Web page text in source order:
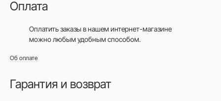
Оплата
Оплатить заказы в нашем интернет-магазине
можно любым удобным способом.
Об оплате
Гарантия и возврат